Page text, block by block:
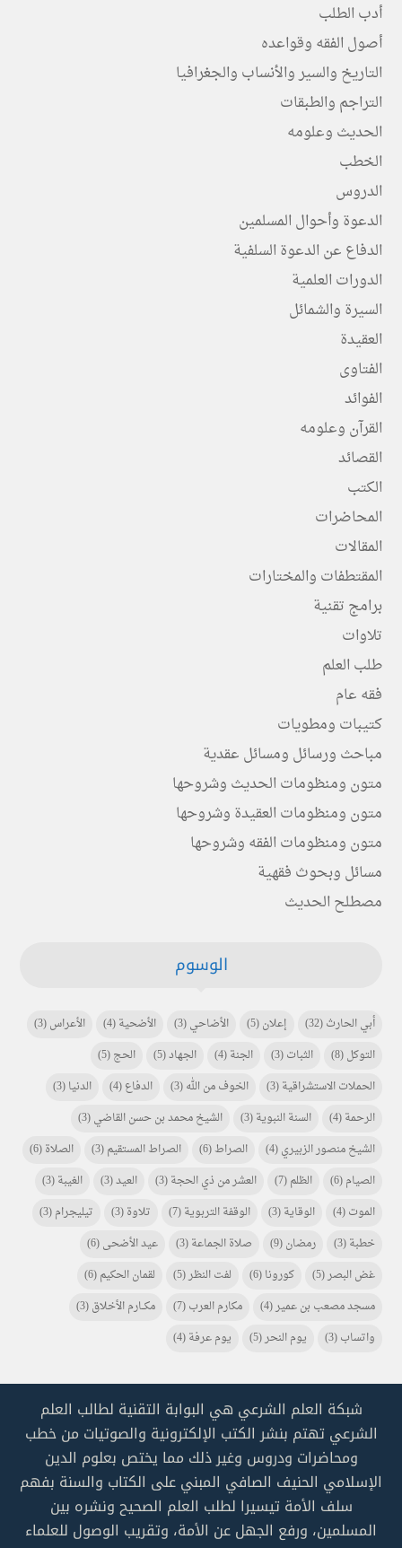
أدب الطلب
أصول الفقه وقواعده
التاريخ والسير والأنساب والجغرافيا
التراجم والطبقات
الحديث وعلومه
الخطب
الدروس
الدعوة وأحوال المسلمين
الدفاع عن الدعوة السلفية
الدورات العلمية
السيرة والشمائل
العقيدة
الفتاوى
الفوائد
القرآن وعلومه
القصائد
الكتب
المحاضرات
المقالات
المقتطفات والمختارات
برامج تقنية
تلاوات
طلب العلم
فقه عام
كتيبات ومطويات
مباحث ورسائل ومسائل عقدية
متون ومنظومات الحديث وشروحها
متون ومنظومات العقيدة وشروحها
متون ومنظومات الفقه وشروحها
مسائل وبحوث فقهية
مصطلح الحديث
الوسوم
أبي الحارث(32) إعلان(5) الأضاحي(3) الأضحية(4) الأعراس(3)
التوكل(8) الثبات(3) الجنة(4) الجهاد(5) الحج(5)
الحملات الاستشراقية(3) الخوف من الله(3) الدفاع(4) الدنيا(3)
الرحمة(4) السنة النبوية(3) الشيخ محمد بن حسن القاضي(3)
الشيخ منصور الزبيري(4) الصراط(6) الصراط المستقيم(3) الصلاة(6)
الصيام(6) الظلم(7) العشر من ذي الحجة(3) العيد(3) الغيبة(3)
الموت(4) الوقاية(3) الوقفة التربوية(7) تلاوة(3) تيليجرام(3)
خطبة(3) رمضان(9) صلاة الجماعة(3) عيد الأضحى(6)
غض البصر(5) كورونا(6) لفت النظر(5) لقمان الحكيم(6)
مسجد مصعب بن عمير(4) مكارم العرب(7) مكـــارم الأخلاق(3)
واتساب(3) يوم النحر(5) يوم عرفة(4)
شبكة العلم الشرعي هي البوابة التقنية لطالب العلم
الشرعي تهتم بنشر الكتب الإلكترونية والصوتيات من خطب
ومحاضرات ودروس وغير ذلك مما يختص بعلوم الدين
الإسلامي الحنيف الصافي المبني على الكتاب والسنة بفهم
سلف الأمة تيسيرا لطلب العلم الصحيح ونشره بين
المسلمين، ورفع الجهل عن الأمة، وتقريب الوصول للعلماء